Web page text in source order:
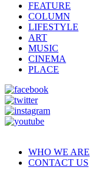
FEATURE
COLUMN
LIFESTYLE
ART
MUSIC
CINEMA
PLACE
WHO WE ARE
CONTACT US